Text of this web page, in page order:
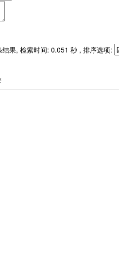
结果, 检索时间: 0.051 秒 , 排序选项: